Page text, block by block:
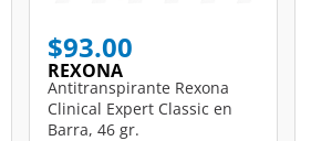
$93.00
REXONA
Antitranspirante Rexona
Clinical Expert Classic en
Barra, 46 gr.